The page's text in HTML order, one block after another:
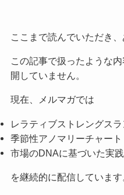
ここまで読んでいただき
この記事で扱ったような
開していません。
現在、メルマガでは
レラティブストレングス
季節性アノマリーチャート
市場のDNAに基づいた実
を継続的に配信しています